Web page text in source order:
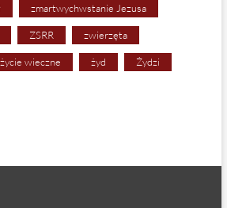
zmartwychwstanie Jezusa
ZSRR zwierzęta
życie wieczne żyd Żydzi